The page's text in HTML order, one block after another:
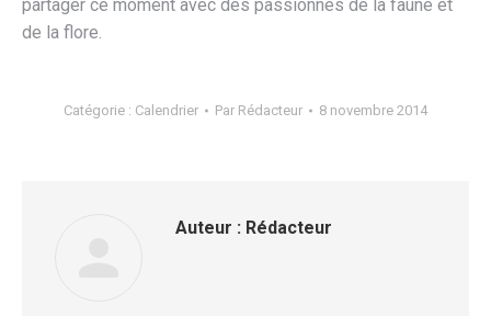
partager ce moment avec des passionnés de la faune et
de la flore.
Catégorie : Calendrier Par Rédacteur 8 novembre 2014
Auteur : Rédacteur